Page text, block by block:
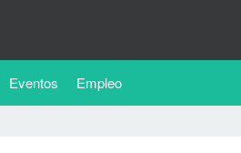
Eventos Empleo